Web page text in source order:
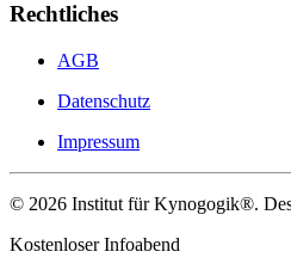
Rechtliches
AGB
Datenschutz
Impressum
© 2026 Institut für Kynogogik®.
Kostenloser Infoabend